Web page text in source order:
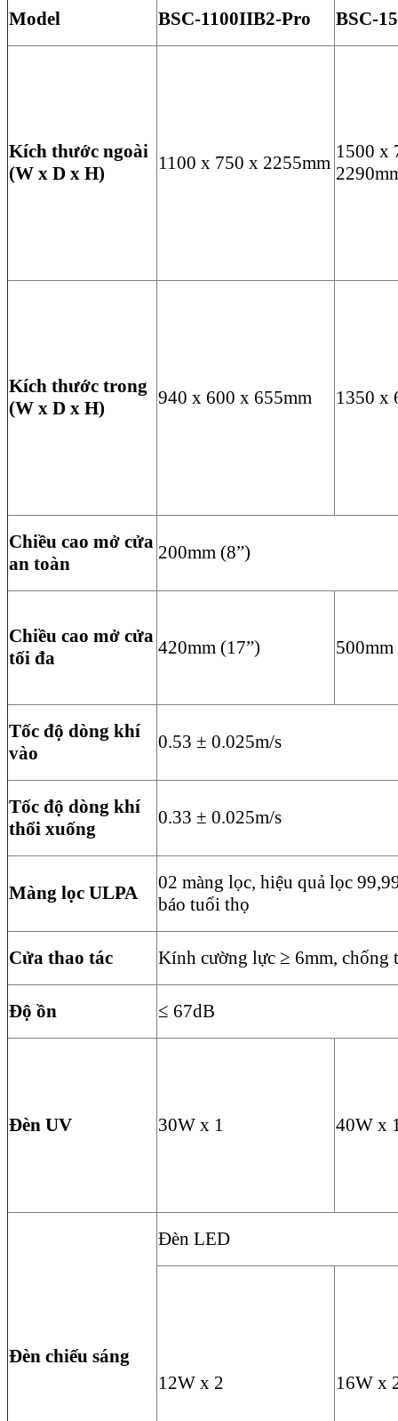
Model BSC-1100IIB2-Pro BSC-
Kích thước ngoài
(W x D x H)
1100 x 750 x 2255mm
1500 x
Kích thước trong
(W x D x H)
940 x 600 x 655mm 1350 x
Chiều cao mở cửa
an toàn
200mm (8”)
Chiều cao mở cửa
tối đa
420mm (17”)
Tốc độ dòng khí
vào
0.53 ± 0.025m/s
Tốc độ dòng khí
thổi xuống
0.33 ± 0.025m/s
Màng lọc ULPA
02 màng lọc, hiệu quả lọc
báo tuổi thọ
Cửa thao tác Kính cường lực ≥ 6mm, chống
Độ ồn ≤ 67dB
Đèn UV 30W x 1 40W x
Đèn chiếu sáng
Đèn LED
12W x 2 16W x